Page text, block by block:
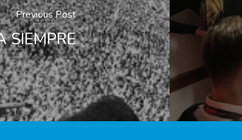
Previous Post
SIEMPRE